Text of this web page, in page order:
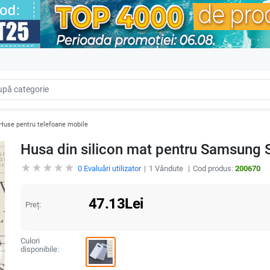
Huse pentru telefoane mobile
Husa din silicon mat pentru Samsung
0Evaluări utilizator 1 Vândute Cod produs: 200670
Preț: 47.13Lei
Culori
disponibile: